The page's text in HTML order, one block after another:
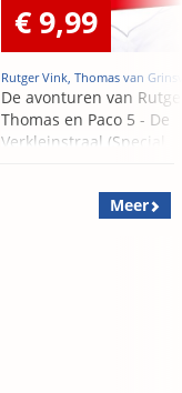
€ 9,99
Rutger Vink, Thomas van
De avonturen van
Thomas en Paco 5 - De
Verkleinstraal (Special
Meer